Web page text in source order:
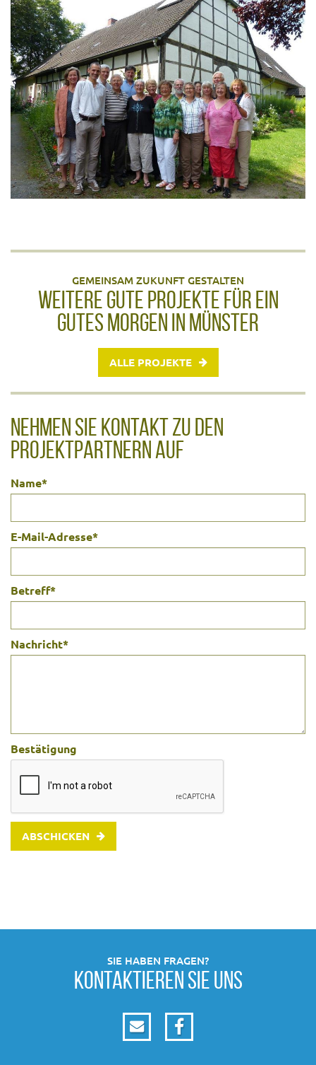
GEMEINSAM ZUKUNFT GESTALTEN
WEITERE GUTE PROJEKTE FÜR EIN
GUTES MORGEN IN MÜNSTER
ALLE PROJEKTE
NEHMEN SIE KONTAKT ZU DEN
PROJEKTPARTNERN AUF
Name*
E-Mail-Adresse*
Betreff*
Nachricht*
Bestätigung
ABSCHICKEN
SIE HABEN FRAGEN?
KONTAKTIEREN SIE UNS